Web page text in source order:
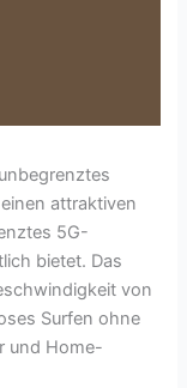
attraktiven
5G-
bietet. Das
von
Surfen ohne
und Home-